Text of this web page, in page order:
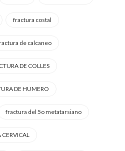
fractura costal
de calcaneo
DE COLLES
DE HUMERO
fractura del 5o metatarsiano
CERVICAL